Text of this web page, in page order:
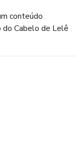
conteúdo
do Cabelo de Lelê